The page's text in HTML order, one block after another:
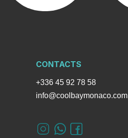
CONTACTS
+336 45 92 78 58
info@coolbaymonaco.com